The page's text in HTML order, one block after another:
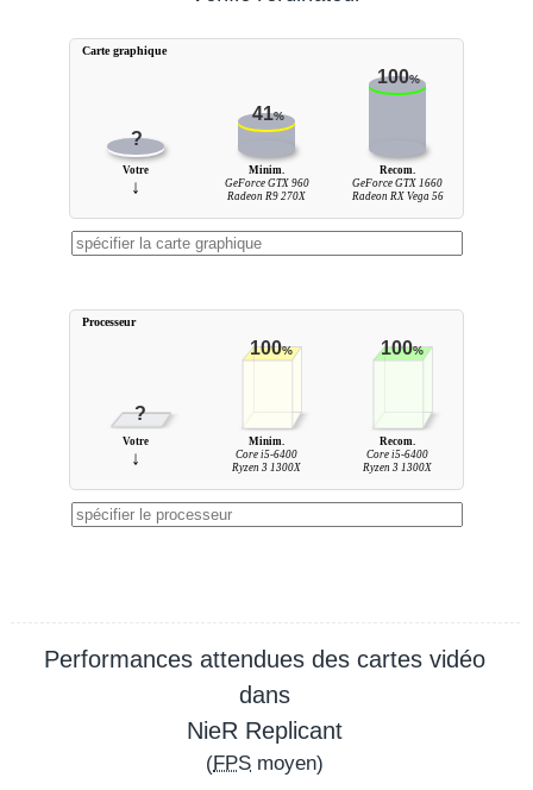
?
41%
100%
Votre
↓
Minim.
GeForce GTX 960
Radeon R9 270X
Recom.
GeForce GTX 1660
Radeon RX Vega 56
Carte graphique
?
100% 100%
Votre
↓
Minim.
Core i5-6400
Ryzen 3 1300X
Recom.
Core i5-6400
Ryzen 3 1300X
Processeur
Performances attendues des cartes vidéo
dans
NieR Replicant
(FPS moyen)